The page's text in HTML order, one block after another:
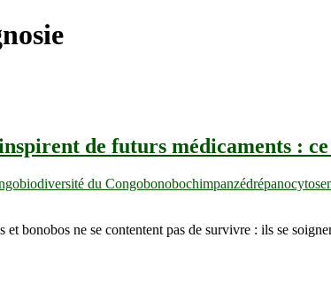
de futurs médicaments :
biodiversité du Congobonobochimpanzédrépanocytose
bonobos ne se contentent pas de survivre : ils se